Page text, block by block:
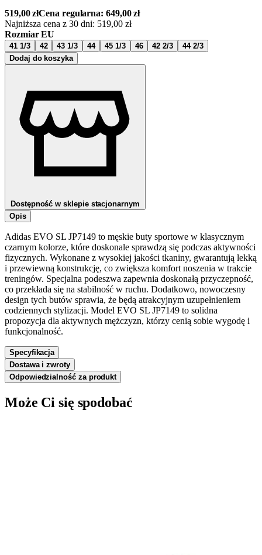
519,00złCena regularna:649,00zł
Najniższa cena z 30 dni: 519,00 zł
Rozmiar EU
41 1/3 42 43 1/3 44 45 1/3 46 42 2/3
44 2/3
Dodaj do koszyka
Dostępność w sklepie stacjonarnym
Opis
Adidas EVO SL JP7149 to męskie buty sportowe w klasycznym
czarnym kolorze, które doskonale sprawdzą się podczas aktywności
fizycznych. Wykonane z wysokiej jakości tkaniny, gwarantują lekką
i przewiewną konstrukcję, co zwiększa komfort noszenia w trakcie
treningów. Specjalna podeszwa zapewnia doskonałą przyczepność,
co przekłada się na stabilność w ruchu. Dodatkowo, nowoczesny
design tych butów sprawia, że będą atrakcyjnym uzupełnieniem
codziennych stylizacji. Model EVO SL JP7149 to solidna
propozycja dla aktywnych mężczyzn, którzy cenią sobie wygodę i
funkcjonalność.
Specyfikacja
Dostawa i zwroty
Odpowiedzialność za produkt
Może Ci się spodobać